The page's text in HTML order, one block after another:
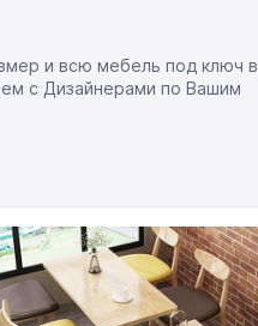
и всю мебель под ключ в
с Дизайнерами по Вашим